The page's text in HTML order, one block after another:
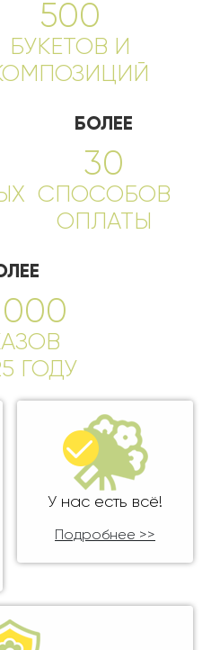
500
БУКЕТОВ И
БОЛЕЕ
30
СПОСОБОВ
ОПЛАТЫ
ГОДУ
У нас есть всё!
Подробнее >>